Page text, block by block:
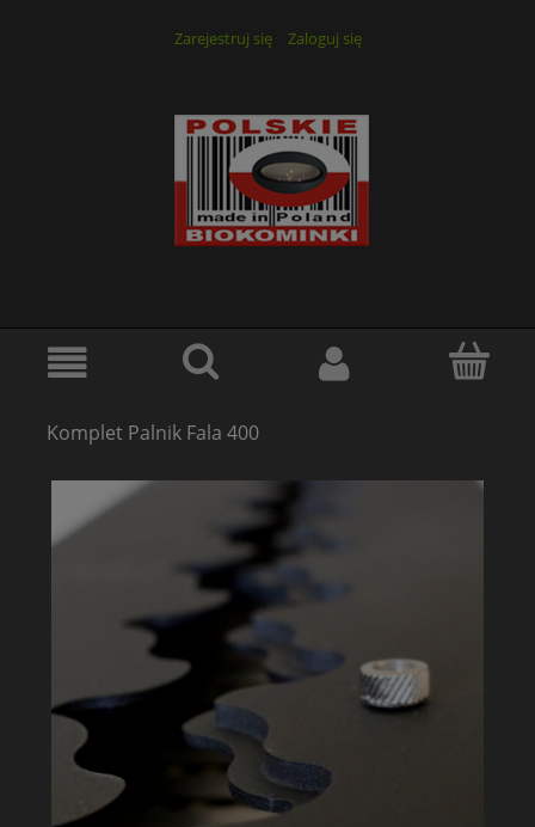
Zarejestruj się Zaloguj się
Komplet Palnik Fala 400